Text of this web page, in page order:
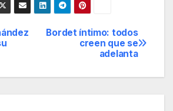
Bordet íntimo: todos
creen que se
adelanta